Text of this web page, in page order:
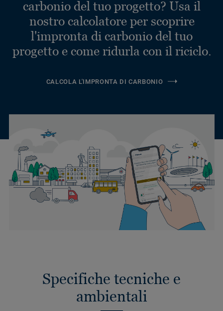
carbonio del tuo progetto? Usa il
nostro calcolatore per scoprire
l'impronta di carbonio del tuo
progetto e come ridurla con il riciclo.
CALCOLA L'IMPRONTA DI CARBONIO
Specifiche tecniche e
ambientali